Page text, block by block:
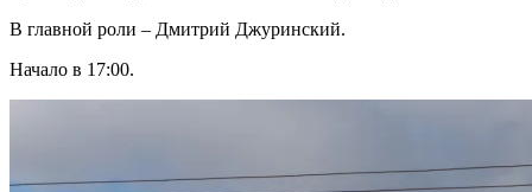
В главной роли – Дмитрий Джуринский.
Начало в 17:00.